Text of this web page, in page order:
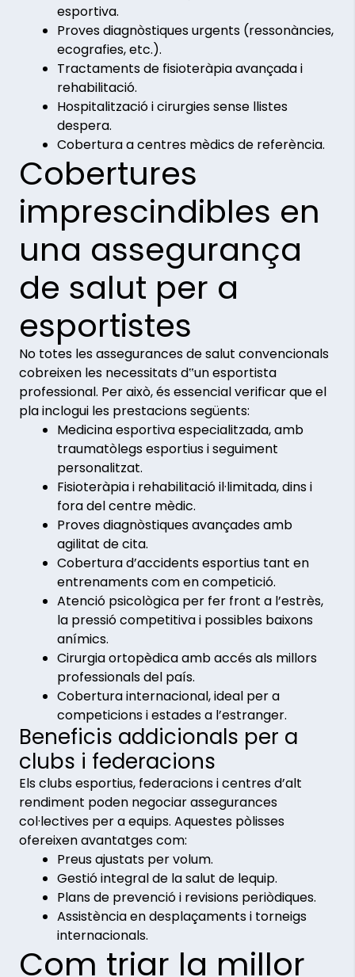
esportiva.
Proves diagnòstiques urgents (ressonàncies,
ecografies, etc.).
Tractaments de fisioteràpia avançada i
rehabilitació.
Hospitalització i cirurgies sense llistes
despera.
Cobertura a centres mèdics de referència.
Cobertures
imprescindibles en
una assegurança
de salut per a
esportistes
No totes les assegurances de salut convencionals
cobreixen les necessitats d‟un esportista
professional. Per això, és essencial verificar que el
pla inclogui les prestacions següents:
Medicina esportiva especialitzada, amb
traumatòlegs esportius i seguiment
personalitzat.
Fisioteràpia i rehabilitació il·limitada, dins i
fora del centre mèdic.
Proves diagnòstiques avançades amb
agilitat de cita.
Cobertura d’accidents esportius tant en
entrenaments com en competició.
Atenció psicològica per fer front a l’estrès,
la pressió competitiva i possibles baixons
anímics.
Cirurgia ortopèdica amb accés als millors
professionals del país.
Cobertura internacional, ideal per a
competicions i estades a l’estranger.
Beneficis addicionals per a
clubs i federacions
Els clubs esportius, federacions i centres d’alt
rendiment poden negociar assegurances
col·lectives per a equips. Aquestes pòlisses
ofereixen avantatges com:
Preus ajustats per volum.
Gestió integral de la salut de lequip.
Plans de prevenció i revisions periòdiques.
Assistència en desplaçaments i torneigs
internacionals.
Com triar la millor